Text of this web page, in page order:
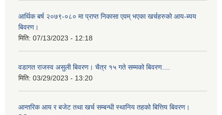
आर्थिक बर्ष २०७९-०८० मा प्राप्त निकासा एवम् भएका खर्चहरुको आय-ब्यय
बिवरण।
मिति: 07/13/2023 - 12:18
वडागत राजस्व असुली बिवरण। चैत्र १५ गते सम्मको बिवरण....
मिति: 03/29/2023 - 13:20
आन्तरिक आय र बजेट तथा खर्च सम्बन्धी स्थानिय तहको बित्तिय बिवरण।